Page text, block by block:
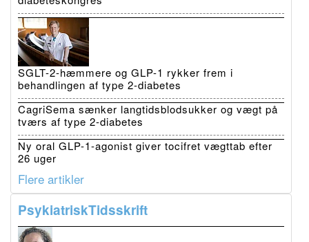
SGLT-2-hæmmere og GLP-1 rykker frem i
behandlingen af type 2-diabetes
CagriSema sænker langtidsblodsukker og vægt på
tværs af type 2-diabetes
Ny oral GLP-1-agonist giver tocifret vægttab efter
26 uger
Flere artikler
PsykiatriskTidsskrift